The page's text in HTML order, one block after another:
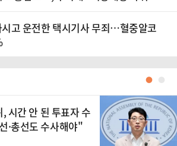
고 운전한 택시기사 무죄…혈중알코
●
시간 안 된 투표자 수
·총선도 수사해야"